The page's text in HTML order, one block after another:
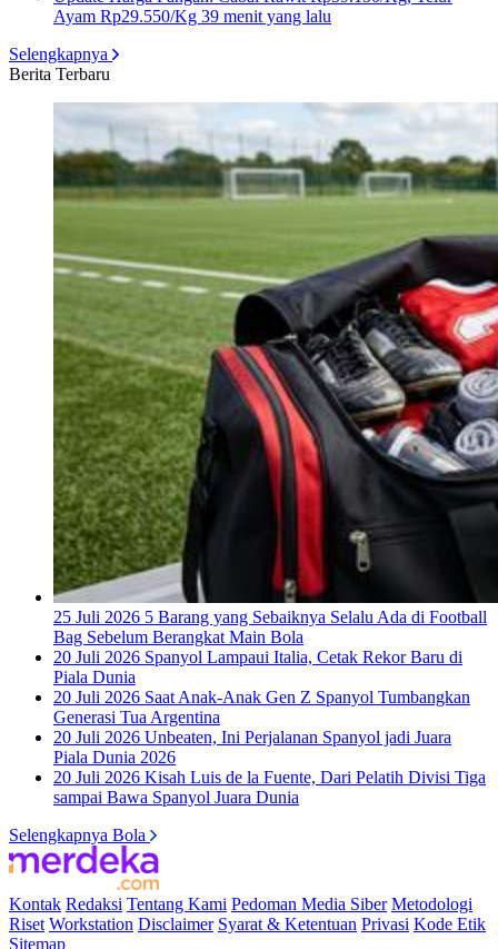
Ayam Rp29.550/Kg 39 menit yang lalu
Selengkapnya
Berita Terbaru
25 Juli 2026 5 Barang yang Sebaiknya Selalu Ada di Football
Bag Sebelum Berangkat Main Bola
20 Juli 2026 Spanyol Lampaui Italia, Cetak Rekor Baru di
Piala Dunia
20 Juli 2026 Saat Anak-Anak Gen Z Spanyol Tumbangkan
Generasi Tua Argentina
20 Juli 2026 Unbeaten, Ini Perjalanan Spanyol jadi Juara
Piala Dunia 2026
20 Juli 2026 Kisah Luis de la Fuente, Dari Pelatih Divisi Tiga
sampai Bawa Spanyol Juara Dunia
Selengkapnya Bola
Kontak Redaksi Tentang Kami Pedoman Media Siber Metodologi
Riset Workstation Disclaimer Syarat & Ketentuan Privasi Kode Etik
Sitemap